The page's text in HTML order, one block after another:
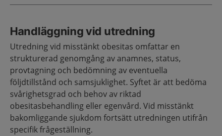
Handläggning vid utredning
Utredning vid misstänkt obesitas omfattar en
strukturerad genomgång av anamnes, status,
provtagning och bedömning av eventuella
följdtillstånd och samsjuklighet. Syftet är att bedöma
svårighetsgrad och behov av riktad
obesitasbehandling eller egenvård. Vid misstänkt
bakomliggande sjukdom fortsätt utredningen utifrån
specifik frågeställning.